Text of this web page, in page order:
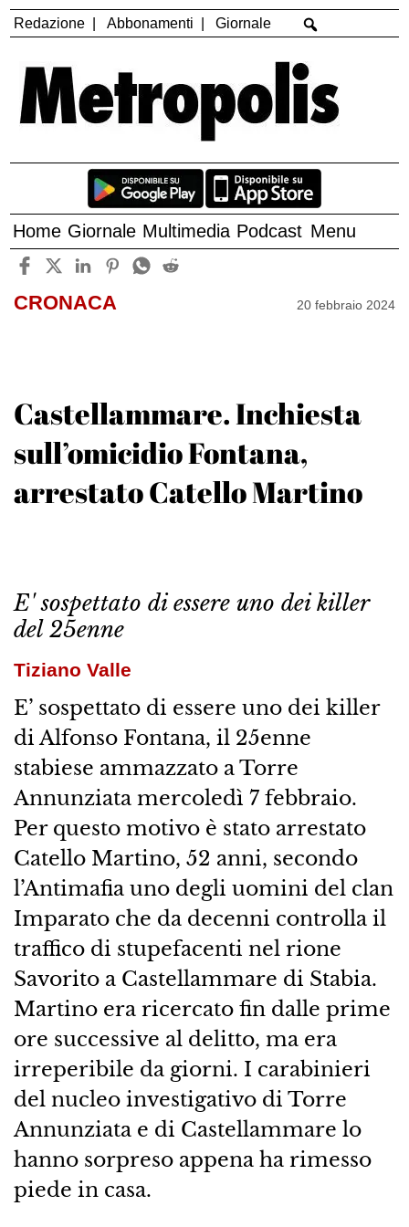
Redazione Abbonamenti Giornale
Home Giornale Multimedia Podcast Menu
CRONACA 20 febbraio 2024
Castellammare. Inchiesta
sull’omicidio Fontana,
arrestato Catello Martino
E' sospettato di essere uno dei killer
del 25enne
Tiziano Valle
E’ sospettato di essere uno dei killer
di Alfonso Fontana, il 25enne
stabiese ammazzato a Torre
Annunziata mercoledì 7 febbraio.
Per questo motivo è stato arrestato
Catello Martino, 52 anni, secondo
l’Antimafia uno degli uomini del clan
Imparato che da decenni controlla il
traffico di stupefacenti nel rione
Savorito a Castellammare di Stabia.
Martino era ricercato fin dalle prime
ore successive al delitto, ma era
irreperibile da giorni. I carabinieri
del nucleo investigativo di Torre
Annunziata e di Castellammare lo
hanno sorpreso appena ha rimesso
piede in casa.